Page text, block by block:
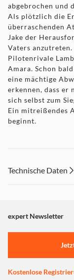
abgebrochen und
Als plötzlich die
überraschenden
Jake der
Vaters anzutreten.
Pilotenrivale
Amara. Schon
eine mächtige
erkennen, dass er
sich selbst zum
Ein mitreißendes
beginnt.
Technische Daten
expert Newsletter
Kostenlose